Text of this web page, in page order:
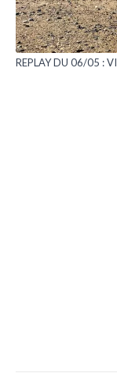
REPLAY DU 06/05 :